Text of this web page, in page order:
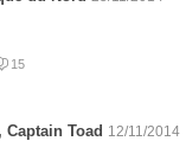
15
Toad 12/11/2014